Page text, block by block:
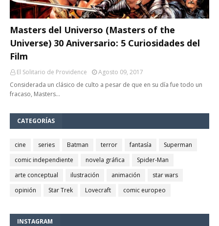
Masters del Universo (Masters of the
Universe) 30 Aniversario: 5 Curiosidades del
Film
El Solitario de Providence
Agosto 09, 2017
Considerada un clásico de culto a pesar de que en su día fue todo un
fracaso, Masters…
CATEGORÍAS
cine series Batman terror fantasía
Superman
comic independiente
novela gráfica
Spider-Man
arte conceptual
ilustración animación
star wars
opinión
Star Trek Lovecraft comic europeo
INSTAGRAM